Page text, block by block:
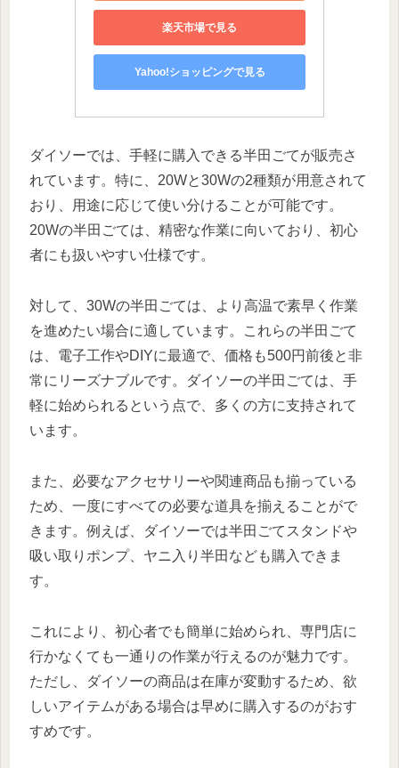
楽天市場で見る
Yahoo!ショッピングで見る
ダイソーでは、手軽に購入できる半田ごてが販売さ
れています。特に、20Wと30Wの2種類が用意されて
おり、用途に応じて使い分けることが可能です。
20Wの半田ごては、精密な作業に向いており、初心
者にも扱いやすい仕様です。
対して、30Wの半田ごては、より高温で素早く作業
を進めたい場合に適しています。これらの半田ごて
は、電子工作やDIYに最適で、価格も500円前後と非
常にリーズナブルです。ダイソーの半田ごては、手
軽に始められるという点で、多くの方に支持されて
います。
また、必要なアクセサリーや関連商品も揃っている
ため、一度にすべての必要な道具を揃えることがで
きます。例えば、ダイソーでは半田ごてスタンドや
吸い取りポンプ、ヤニ入り半田なども購入できま
す。
これにより、初心者でも簡単に始められ、専門店に
行かなくても一通りの作業が行えるのが魅力です。
ただし、ダイソーの商品は在庫が変動するため、欲
しいアイテムがある場合は早めに購入するのがおす
すめです。